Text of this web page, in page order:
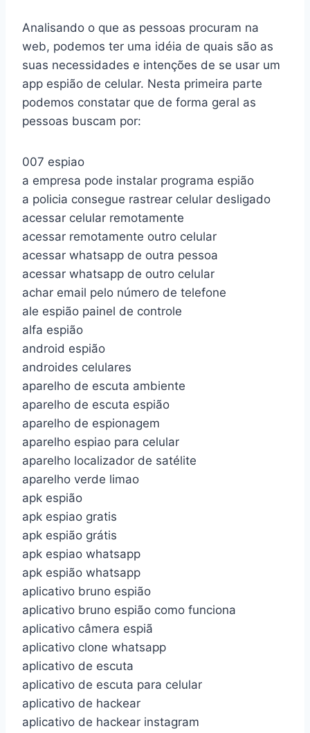
Analisando o que as pessoas procuram na
web, podemos ter uma idéia de quais são as
suas necessidades e intenções de se usar um
app espião de celular. Nesta primeira parte
podemos constatar que de forma geral as
pessoas buscam por:
007 espiao
a empresa pode instalar programa espião
a policia consegue rastrear celular desligado
acessar celular remotamente
acessar remotamente outro celular
acessar whatsapp de outra pessoa
acessar whatsapp de outro celular
achar email pelo número de telefone
ale espião painel de controle
alfa espião
android espião
androides celulares
aparelho de escuta ambiente
aparelho de escuta espião
aparelho de espionagem
aparelho espiao para celular
aparelho localizador de satélite
aparelho verde limao
apk espião
apk espiao gratis
apk espião grátis
apk espiao whatsapp
apk espião whatsapp
aplicativo bruno espião
aplicativo bruno espião como funciona
aplicativo câmera espiã
aplicativo clone whatsapp
aplicativo de escuta
aplicativo de escuta para celular
aplicativo de hackear
aplicativo de hackear instagram